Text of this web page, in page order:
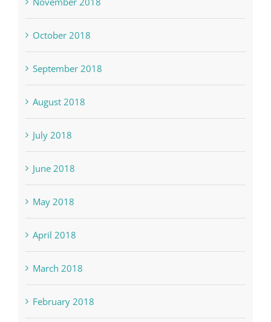
October 2018
September 2018
August 2018
July 2018
June 2018
May 2018
April 2018
March 2018
February 2018